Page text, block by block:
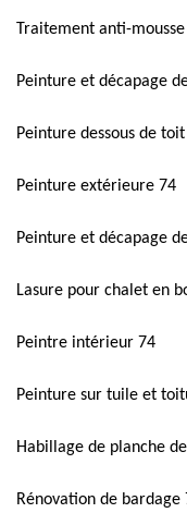
Traitement anti-
Peinture et décapage
Peinture dessous de
Peinture extérieure 74
Peinture et décapage
Lasure pour chalet en
Peintre intérieur 74
Peinture sur tuile et
Habillage de planche
Rénovation de bardage